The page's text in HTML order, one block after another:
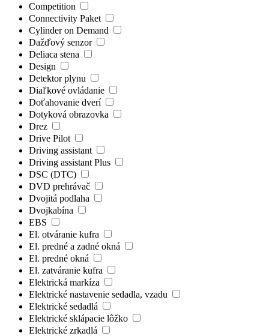
Competition
Connectivity Paket
Cylinder on Demand
Dažďový senzor
Deliaca stena
Design
Detektor plynu
Diaľkové ovládanie
Doťahovanie dverí
Dotyková obrazovka
Drez
Drive Pilot
Driving assistant
Driving assistant Plus
DSC (DTC)
DVD prehrávač
Dvojitá podlaha
Dvojkabína
EBS
El. otváranie kufra
El. predné a zadné okná
El. predné okná
El. zatváranie kufra
Elektrická markíza
Elektrické nastavenie sedadla, vzadu
Elektrické sedadlá
Elektrické sklápacie lôžko
Elektrické zrkadlá